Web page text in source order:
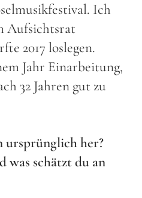
Ich
Aufsichtsrat
2017 loslegen.
Jahr Einarbeitung,
32 Jahren gut zu
ursprünglich her?
was schätzt du an